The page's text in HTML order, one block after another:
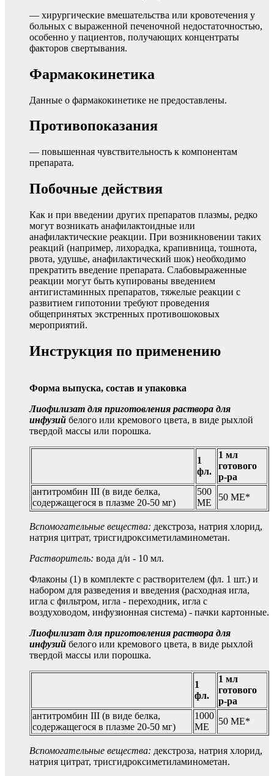
— хирургические вмешательства или кровотечения у
больных с выраженной печеночной недостаточностью,
особенно у пациентов, получающих концентраты
факторов свертывания.
Фармакокинетика
Данные о фармакокинетике не предоставлены.
Противопоказания
— повышенная чувствительность к компонентам
препарата.
Побочные действия
Как и при введении других препаратов плазмы, редко
могут возникать анафилактоидные или
анафилактические реакции. При возникновении таких
реакций (например, лихорадка, крапивница, тошнота,
рвота, удушье, анафилактический шок) необходимо
прекратить введение препарата. Слабовыраженные
реакции могут быть купированы введением
антигистаминных препаратов, тяжелые реакции с
развитием гипотонии требуют проведения
общепринятых экстренных противошоковых
мероприятий.
Инструкция по применению
Форма выпуска, состав и упаковка
Лиофилизат для приготовления раствора для
инфузий белого или кремового цвета, в виде рыхлой
твердой массы или порошка.
1
фл.
1 мл
готового
р-ра
антитромбин III (в виде белка,
содержащегося в плазме 20-50 мг)
500
МЕ
50 МЕ*
Вспомогательные вещества: декстроза, натрия хлорид,
натрия цитрат, трисгидроксиметиламинометан.
Растворитель: вода д/и - 10 мл.
Флаконы (1) в комплекте с растворителем (фл. 1 шт.) и
набором для разведения и введения (расходная игла,
игла с фильтром, игла - переходник, игла с
воздуховодом, инфузионная система) - пачки картонные.
Лиофилизат для приготовления раствора для
инфузий белого или кремового цвета, в виде рыхлой
твердой массы или порошка.
1
фл.
1 мл
готового
р-ра
антитромбин III (в виде белка,
содержащегося в плазме 20-50 мг)
1000
МЕ
50 МЕ*
Вспомогательные вещества: декстроза, натрия хлорид,
натрия цитрат, трисгидроксиметиламинометан.